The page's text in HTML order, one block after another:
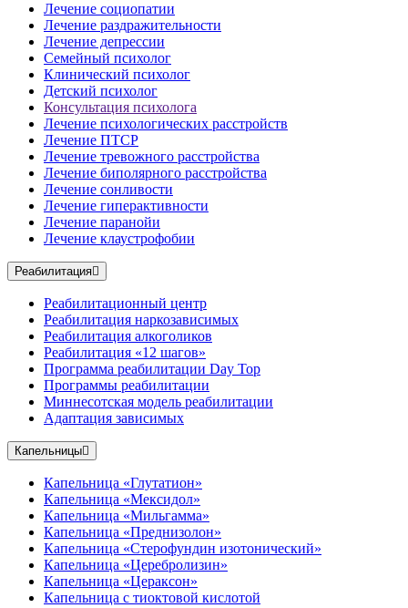
Лечение социопатии
Лечение раздражительности
Лечение депрессии
Семейный психолог
Клинический психолог
Детский психолог
Консультация психолога
Лечение психологических расстройств
Лечение ПТСР
Лечение тревожного расстройства
Лечение биполярного расстройства
Лечение сонливости
Лечение гиперактивности
Лечение паранойи
Лечение клаустрофобии
Реабилитация
Реабилитационный центр
Реабилитация наркозависимых
Реабилитация алкоголиков
Реабилитация «12 шагов»
Программа реабилитации Day Top
Программы реабилитации
Миннесотская модель реабилитации
Адаптация зависимых
Капельницы
Капельница «Глутатион»
Капельница «Мексидол»
Капельница «Мильгамма»
Капельница «Преднизолон»
Капельница «Стерофундин изотонический»
Капельница «Церебролизин»
Капельница «Цераксон»
Капельница с тиоктовой кислотой